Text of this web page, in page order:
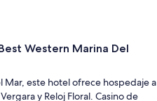
Western Marina Del
Mar, este hotel ofrece hospedaje a
y Reloj Floral. Casino de